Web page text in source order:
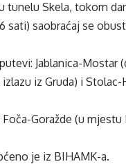
tunelu Skela, tokom
saobraćaj se
Jablanica-Mostar
iz Gruda) i
Goražde (u mjestu
je iz BIHAMK-a.